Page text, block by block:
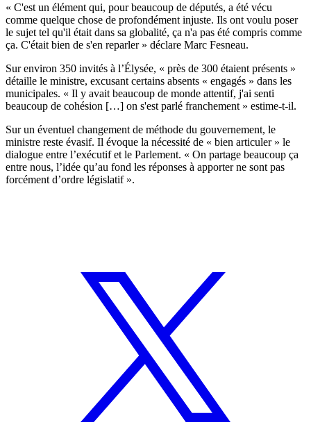
« C'est un élément qui, pour beaucoup de députés, a été vécu
comme quelque chose de profondément injuste. Ils ont voulu poser
le sujet tel qu'il était dans sa globalité, ça n'a pas été compris comme
ça. C'était bien de s'en reparler » déclare Marc Fesneau.
Sur environ 350 invités à l’Élysée, « près de 300 étaient présents »
détaille le ministre, excusant certains absents « engagés » dans les
municipales. « Il y avait beaucoup de monde attentif, j'ai senti
beaucoup de cohésion […] on s'est parlé franchement » estime-t-il.
Sur un éventuel changement de méthode du gouvernement, le
ministre reste évasif. Il évoque la nécessité de « bien articuler » le
dialogue entre l’exécutif et le Parlement. « On partage beaucoup ça
entre nous, l’idée qu’au fond les réponses à apporter ne sont pas
forcément d’ordre législatif ».